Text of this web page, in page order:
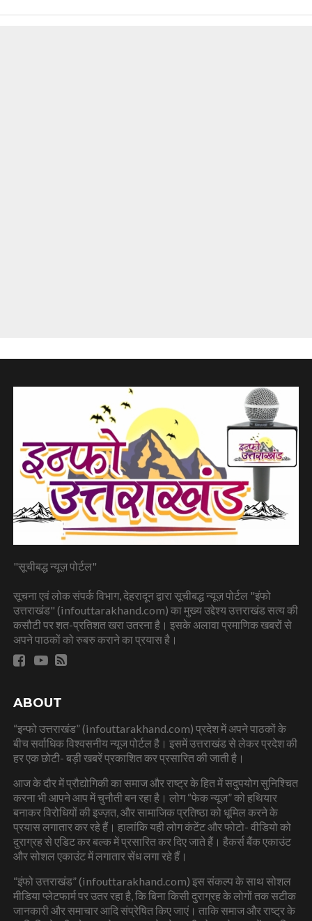
"सूचीबद्ध न्यूज़ पोर्टल"
सूचना एवं लोक संपर्क विभाग, देहरादून द्वारा सूचीबद्ध न्यूज़ पोर्टल "इंफो
उत्तराखंड" (infouttarakhand.com) का मुख्य उद्देश्य उत्तराखंड सत्य की
कसौटी पर शत-प्रतिशत खरा उतरना है। इसके अलावा प्रमाणिक खबरों से
अपने पाठकों को रुबरु कराने का प्रयास है।
ABOUT
“इन्फो उत्तराखंड” (infouttarakhand.com) प्रदेश में अपने पाठकों के
बीच सर्वाधिक विश्वसनीय न्यूज पोर्टल है। इसमें उत्तराखंड से लेकर प्रदेश की
हर एक छोटी- बड़ी खबरें प्रकाशित कर प्रसारित की जाती है।
आज के दौर में प्रौद्योगिकी का समाज और राष्ट्र के हित में सदुपयोग सुनिश्चित
करना भी आपने आप में चुनौती बन रहा है। लोग “फेक न्यूज” को हथियार
बनाकर विरोधियों की इज्ज़त, और सामाजिक प्रतिष्ठा को धूमिल करने के
प्रयास लगातार कर रहे हैं। हालांकि यही लोग कंटेंट और फोटो- वीडियो को
दुराग्रह से एडिट कर बल्क में प्रसारित कर दिए जाते हैं। हैकर्स बैंक एकाउंट
और सोशल एकाउंट में लगातार सेंध लगा रहे हैं।
“इंफो उत्तराखंड” (infouttarakhand.com) इस संकल्प के साथ सोशल
मीडिया प्लेटफार्म पर उतर रहा है, कि बिना किसी दुराग्रह के लोगों तक सटीक
जानकारी और समाचार आदि संप्रेषित किए जाएं। ताकि समाज और राष्ट्र के